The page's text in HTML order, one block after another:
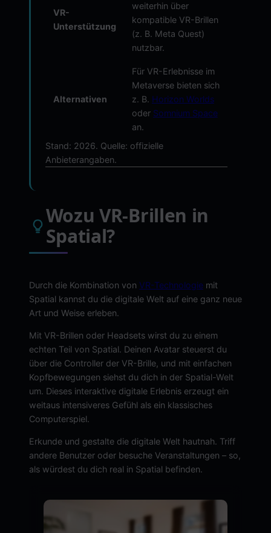
VR-
Unterstützung
weiterhin über
kompatible VR-Brillen
(z. B. Meta Quest)
nutzbar.
Alternativen
Für VR-Erlebnisse im
Metaverse bieten sich
z. B. Horizon Worlds
oder Somnium Space
an.
Stand: 2026. Quelle: offizielle
Anbieterangaben.
Wozu VR-Brillen in
Spatial?
Durch die Kombination von VR-Technologie mit
Spatial kannst du die digitale Welt auf eine ganz neue
Art und Weise erleben.
Mit VR-Brillen oder Headsets wirst du zu einem
echten Teil von Spatial. Deinen Avatar steuerst du
über die Controller der VR-Brille, und mit einfachen
Kopfbewegungen siehst du dich in der Spatial-Welt
um. Dieses interaktive digitale Erlebnis erzeugt ein
weitaus intensiveres Gefühl als ein klassisches
Computerspiel.
Erkunde und gestalte die digitale Welt hautnah. Triff
andere Benutzer oder besuche Veranstaltungen – so,
als würdest du dich real in Spatial befinden.